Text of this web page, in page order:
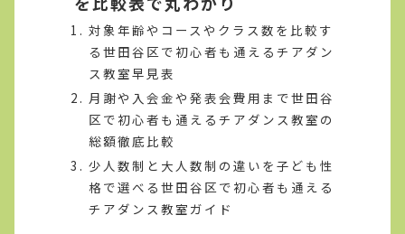
対象年齢やコースやクラス数を比較す
る世田谷区で初心者も通えるチアダン
ス教室早見表
月謝や入会金や発表会費用まで世田谷
区で初心者も通えるチアダンス教室の
総額徹底比較
少人数制と大人数制の違いを子ども性
格で選べる世田谷区で初心者も通える
チアダンス教室ガイド